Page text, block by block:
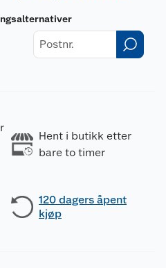
Hent i butikk etter
bare to timer
120 dagers åpent
kjøp